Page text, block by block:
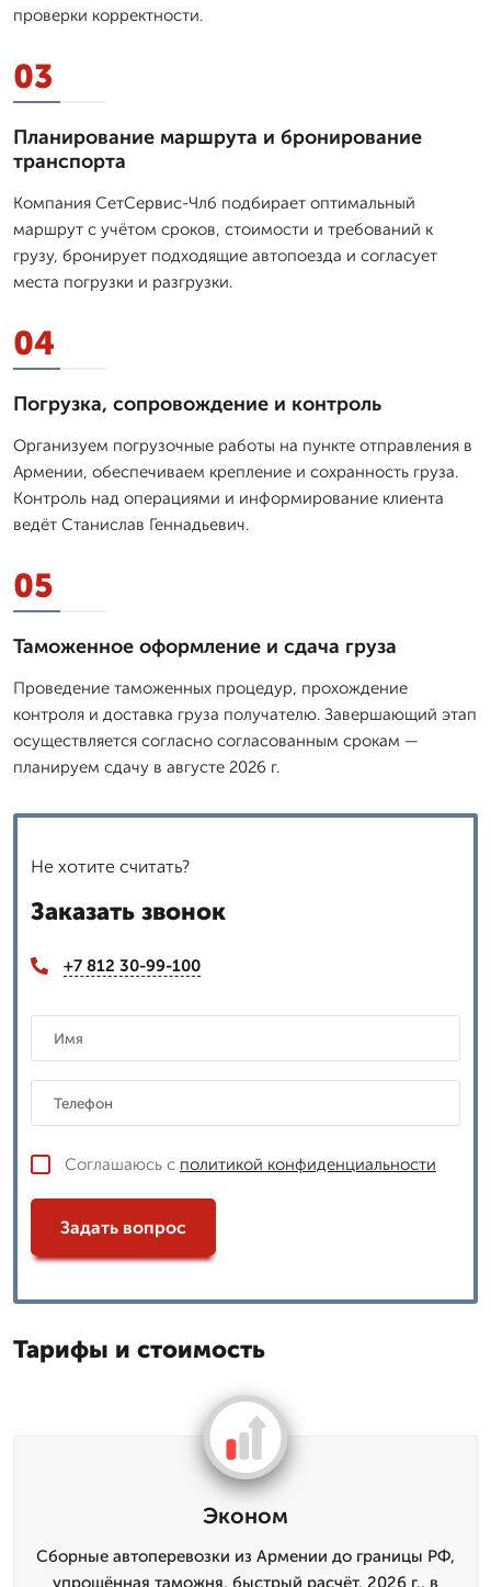
проверки корректности.
03
Планирование маршрута и бронирование
транспорта
Компания СетСервис-Члб подбирает оптимальный
маршрут с учётом сроков, стоимости и требований к
грузу, бронирует подходящие автопоезда и согласует
места погрузки и разгрузки.
04
Погрузка, сопровождение и контроль
Организуем погрузочные работы на пункте отправления в
Армении, обеспечиваем крепление и сохранность груза.
Контроль над операциями и информирование клиента
ведёт Станислав Геннадьевич.
05
Таможенное оформление и сдача груза
Проведение таможенных процедур, прохождение
контроля и доставка груза получателю. Завершающий этап
осуществляется согласно согласованным срокам —
планируем сдачу в августе 2026 г.
Не хотите считать?
Заказать звонок
+7 812 30-99-100
Соглашаюсь с политикой конфиденциальности
Задать вопрос
Тарифы и стоимость
Эконом
Сборные автоперевозки из Армении до границы РФ,
упрощённая таможня, быстрый расчёт. 2026 г., в